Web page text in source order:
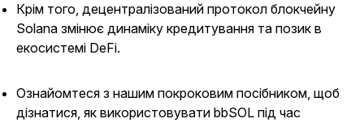
Крім того, децентралізований протокол блокчейну
Solana змінює динаміку кредитування та позик в
екосистемі DeFi.
Ознайомтеся з нашим покроковим посібником, щоб
дізнатися, як використовувати bbSOL під час